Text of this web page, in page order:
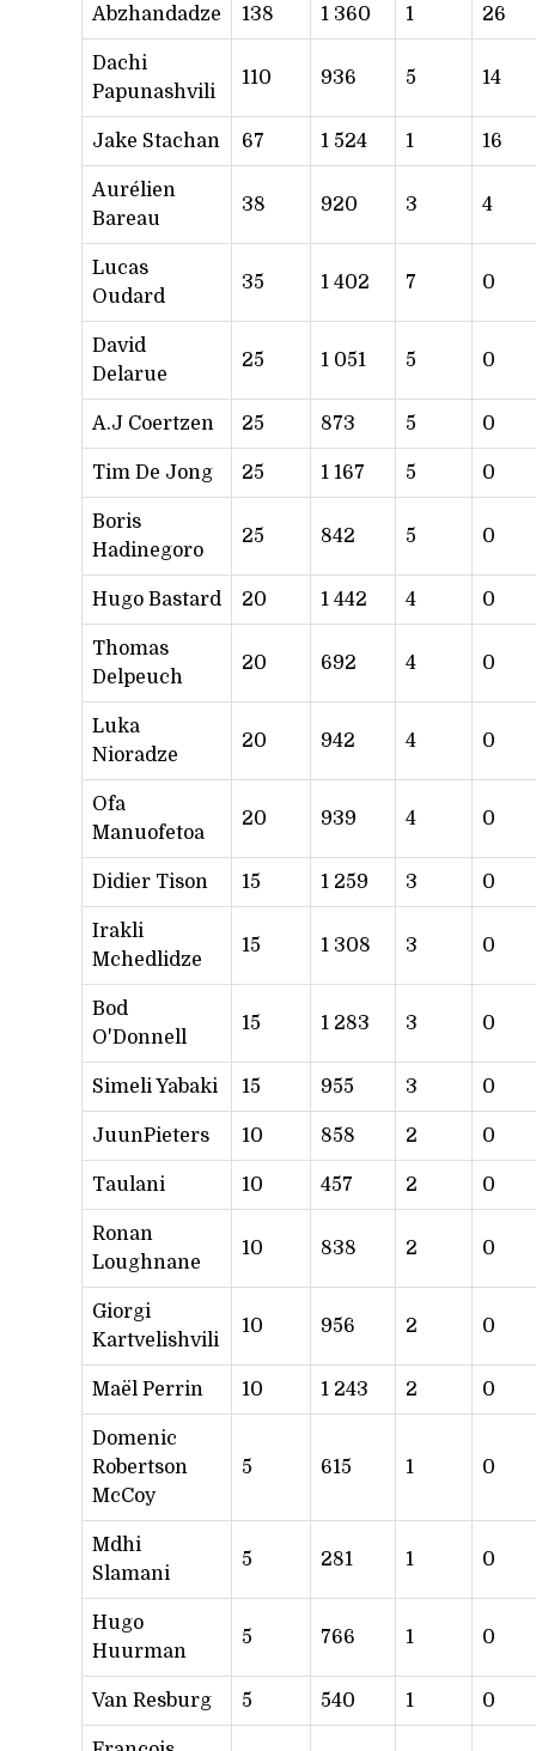
Abzhandadze 138 1 360 1 26
Dachi
Papunashvili
110 936 5 14
Jake Stachan 67 1 524 1 16
Aurélien
Bareau
38 920 3 4
Lucas
Oudard
35 1 402 7 0
David
Delarue
25 1 051 5 0
A.J Coertzen 25 873 5 0
Tim De Jong 25 1 167 5 0
Boris
Hadinegoro
25 842 5 0
Hugo Bastard 20 1 442 4 0
Thomas
Delpeuch
20 692 4 0
Luka
Nioradze
20 942 4 0
Ofa
Manuofetoa
20 939 4 0
Didier Tison 15 1 259 3 0
Irakli
Mchedlidze
15 1 308 3 0
Bod
O'Donnell
15 1 283 3 0
Simeli Yabaki 15 955 3 0
JuunPieters 10 858 2 0
Taulani 10 457 2 0
Ronan
Loughnane
10 838 2 0
Giorgi
Kartvelishvili
10 956 2 0
Maël Perrin 10 1 243 2 0
Domenic
Robertson
McCoy
5 615 1 0
Mdhi
Slamani
5 281 1 0
Hugo
Huurman
5 766 1 0
Van Resburg 5 540 1 0